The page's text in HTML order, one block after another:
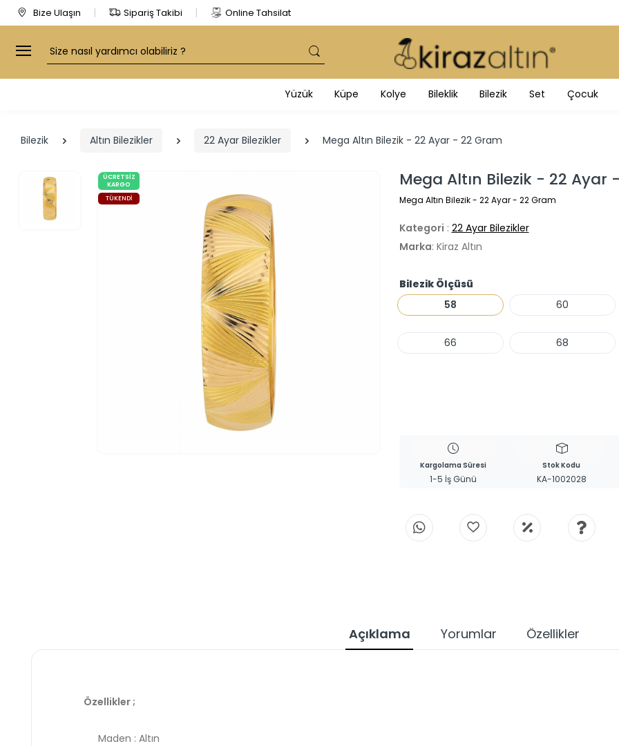
Bize Ulaşın Sipariş Takibi Online Tahsilat
Arama
Yüzük Küpe Kolye Bileklik Bilezik Set Çocuk
Bilezik Altın Bilezikler 22 Ayar Bilezikler Mega Altın Bilezik - 22 Ayar - 22 Gram
ÜCRETSIZ
KARGO
TÜKENDI
Mega Altın Bilezik - 22 Ayar
Mega Altın Bilezik - 22 Ayar - 22 Gram
Kategori : 22 Ayar Bilezikler
Marka: Kiraz Altın
Bilezik Ölçüsü
58
60
66 68
Kargolama Süresi
1-5 İş Günü
Stok Kodu
KA-1002028
Açıklama Yorumlar Özellikler
Özellikler ;
Maden : Altın